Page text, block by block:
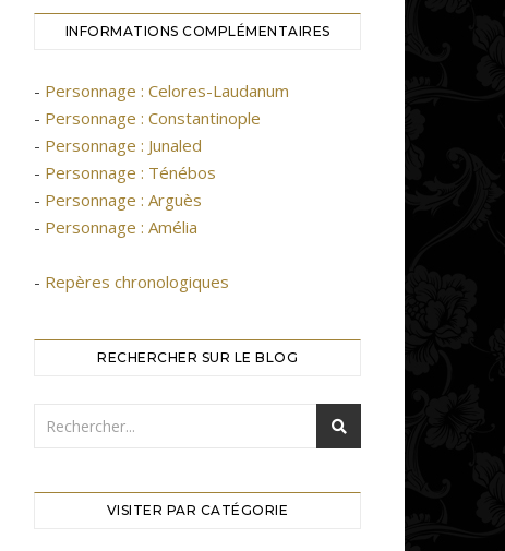
INFORMATIONS COMPLÉMENTAIRES
- Personnage : Celores-Laudanum
- Personnage : Constantinople
- Personnage : Junaled
- Personnage : Ténébos
- Personnage : Arguès
- Personnage : Amélia
- Repères chronologiques
RECHERCHER SUR LE BLOG
VISITER PAR CATÉGORIE